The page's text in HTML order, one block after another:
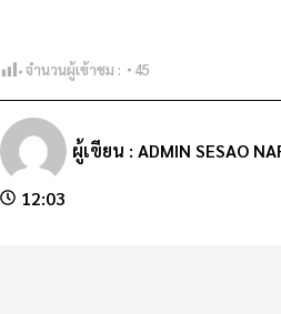
จำนวนผู้เข้าชม : 45
ผู้เขียน : ADMIN SESAO
12:03